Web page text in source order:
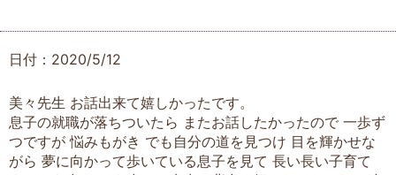
日付：2020/5/12
美々先生 お話出来て嬉しかったです。
息子の就職が落ちついたら またお話したかったので 一歩ず
つですが 悩みもがき でも自分の道を見つけ 目を輝かせな
がら 夢に向かって歩いている息子を見て 長い長い子育て